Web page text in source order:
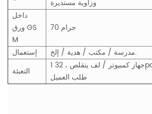
وزاوية مستديرة
داخل
GS
M
70 جرام
إستعمال
مدرسة / مكتب / هدية / إلخ.
التعبئة
1 جهاز كمبيوتر / لف يتقلص ، 32pcs / ctn أو حسب
طلب العميل